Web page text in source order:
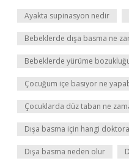
Ayakta supinasyon nedir
Bebeklerde dışa basma ne
Bebeklerde yürüme
Çocuğum içe basıyor ne
Çocuklarda düz taban ne
Dışa basma için hangi
Dışa basma neden olur